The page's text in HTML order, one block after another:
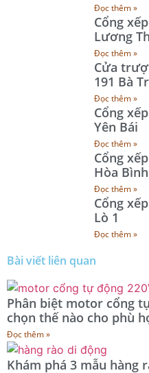
Đọc thêm »
Cổng
Lương
Đọc thêm »
Cửa
191 Bà
Đọc thêm »
Cổng
Yên Bái
Đọc thêm »
Cổng
Hòa Bình
Đọc thêm »
Cổng
Lò 1
Đọc thêm »
Bài viết liên quan
Phân biệt motor cổng
chọn thế nào cho phù
Đọc thêm »
Khám phá 3 mẫu hàng